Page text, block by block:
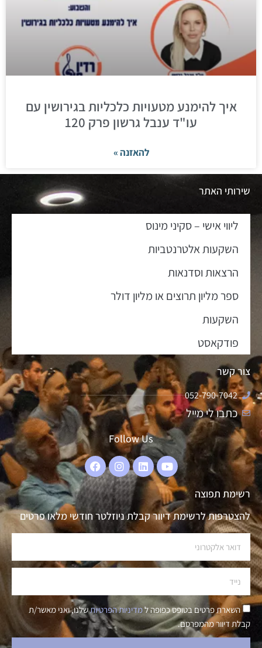
איך להימנע מטעויות כלכליות בגירושין עם
עו"ד ענבל גרשון פרק 120
להאזנה »
שירותי האתר
ליווי אישי – סקיני מינוס
השקעות אלטרנטביות
הרצאות וסדנאות
ספר מליון תרוצים או מליון דולר
השקעות
פודקאסט
צור קשר
052-790-7042
כתבו לי מייל
Follow Us
רשימת תפוצה
להצטרפות לרשימת דיוור קבלת ניוזלטר חודשי מלאו פרטים
השארת פרטים בטופס כפופה למדיניות הפרטיותשלנו, ואני מאשר/ת
קבלת דיוור מהמפרסם.